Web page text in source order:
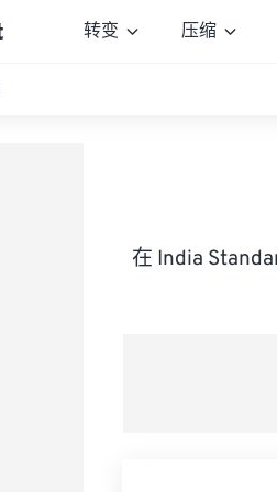
转变 压缩
在 India